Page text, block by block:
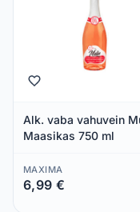
Alk. vaba vahuvein
Maasikas 750 ml
MAXIMA
6,99 €